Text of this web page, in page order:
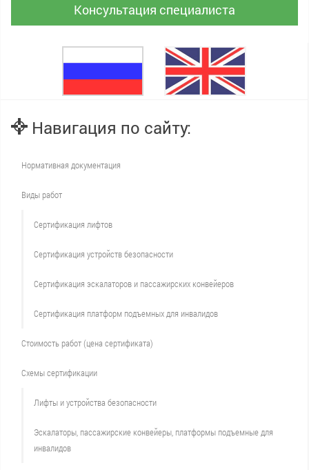
Консультация специалиста
Навигация по сайту:
Нормативная документация
Виды работ
Сертификация лифтов
Сертификация устройств безопасности
Сертификация эскалаторов и пассажирских конвейеров
Сертификация платформ подъемных для инвалидов
Стоимость работ (цена сертификата)
Схемы сертификации
Лифты и устройства безопасности
Эскалаторы, пассажирские конвейеры, платформы подъемные для
инвалидов